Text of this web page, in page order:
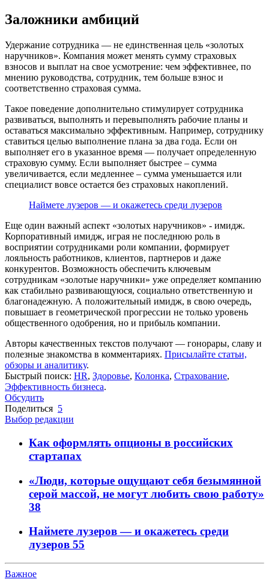
Заложники амбиций
Удержание сотрудника — не единственная цель «золотых
наручников». Компания может менять сумму страховых
взносов и выплат на свое усмотрение: чем эффективнее, по
мнению руководства, сотрудник, тем больше взнос и
соответственно страховая сумма.
Такое поведение дополнительно стимулирует сотрудника
развиваться, выполнять и перевыполнять рабочие планы и
оставаться максимально эффективным. Например, сотруднику
ставиться целью выполнение плана за два года. Если он
выполняет его в указанное время — получает определенную
страховую сумму. Если выполняет быстрее – сумма
увеличивается, если медленнее – сумма уменьшается или
специалист вовсе остается без страховых накоплений.
Наймете лузеров — и окажетесь среди лузеров
Еще один важный аспект «золотых наручников» - имидж.
Корпоративный имидж, играя не последнюю роль в
восприятии сотрудниками роли компании, формирует
лояльность работников, клиентов, партнеров и даже
конкурентов. Возможность обеспечить ключевым
сотрудникам «золотые наручники» уже определяет компанию
как стабильно развивающуюся, социально ответственную и
благонадежную. А положительный имидж, в свою очередь,
повышает в геометрической прогрессии не только уровень
общественного одобрения, но и прибыль компании.
Авторы качественных текстов получают — гонорары, славу и
полезные знакомства в комментариях. Присылайте статьи,
обзоры и аналитику.
Быстрый поиск: HR, Здоровье, Колонка, Страхование,
Эффективность бизнеса.
Обсудить
Поделиться 5
Выбор редакции
Как оформлять опционы в российских
стартапах
«Люди, которые ощущают себя безымянной
серой массой, не могут любить свою работу»
38
Наймете лузеров — и окажетесь среди
лузеров 55
Важное